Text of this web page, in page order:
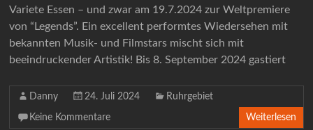
Variete Essen – und zwar am 19.7.2024 zur Weltpremiere
von “Legends”. Ein excellent performtes Wiedersehen mit
bekannten Musik- und Filmstars mischt sich mit
beeindruckender Artistik! Bis 8. September 2024 gastiert
Danny 24. Juli 2024 Ruhrgebiet
Keine Kommentare Weiterlesen